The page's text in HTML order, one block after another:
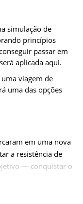
simulação de
princípios
passar em
aplicada aqui.
viagem de
uma das opções
em uma nova
a resistência de
— conquistar o
armadilhas
Mas ninguém